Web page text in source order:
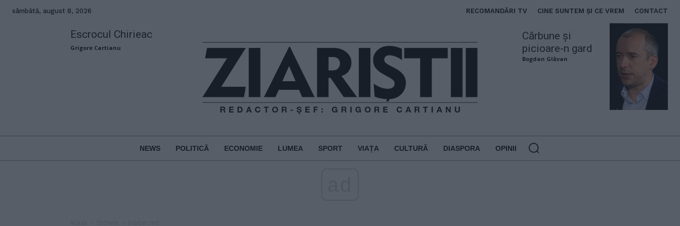
sâmbătă, august 8, 2026 RECOMANDĂRI TV CINE SUNTEM ȘI CE VREM CONTACT
Escrocul Chirieac
Grigore Cartianu
Cărbune și
picioare-n gard
Bogdan Glăvan
NEWS POLITICĂ ECONOMIE LUMEA SPORT VIAȚA CULTURĂ DIASPORA OPINII